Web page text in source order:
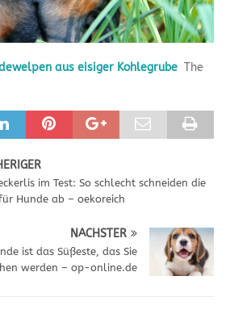
aus eisiger Kohlegrube The
im Test: So schlecht schneiden die
Hunde ab – oekoreich
NÄCHSTER
ist das Süßeste, das Sie
werden – op-online.de